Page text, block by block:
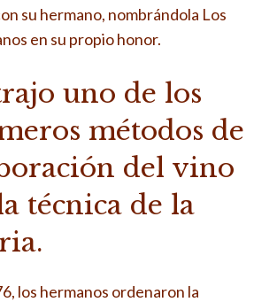
su hermano, nombrándola Los
en su propio honor.
uno de los
métodos de
del vino
técnica de la
los hermanos ordenaron la